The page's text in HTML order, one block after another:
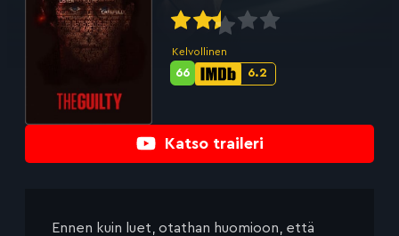
Katso traileri
Kelvollinen
IMDb-
6.2
Metascore-
66
Ennen kuin luet, otathan huomioon, että